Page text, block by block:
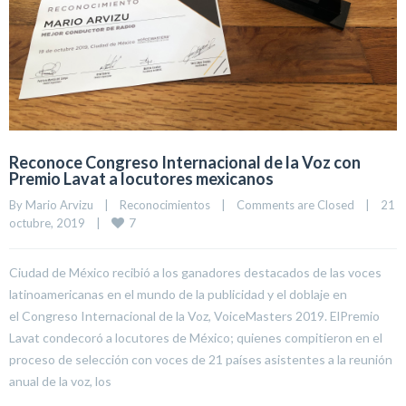
Reconoce Congreso Internacional de la Voz con
Premio Lavat a locutores mexicanos
By Mario Arvizu Reconocimientos Comments are Closed
21
octubre, 2019
7
Ciudad de México recibió a los ganadores destacados de las voces
latinoamericanas en el mundo de la publicidad y el doblaje en
el Congreso Internacional de la Voz, VoiceMasters 2019. ElPremio
Lavat condecoró a locutores de México; quienes compitieron en el
proceso de selección con voces de 21 países asistentes a la reunión
anual de la voz, los